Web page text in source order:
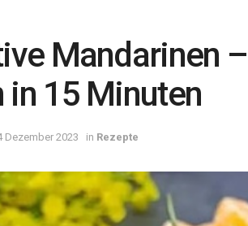
Mandarinen
in 15 Minuten
Dezember 2023 in Rezepte